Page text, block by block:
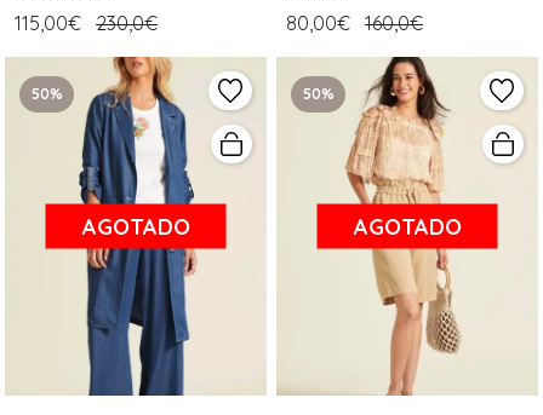
115,00€ 230,0€ 80,00€ 160,0€
50%
AGOTADO
50%
AGOTADO